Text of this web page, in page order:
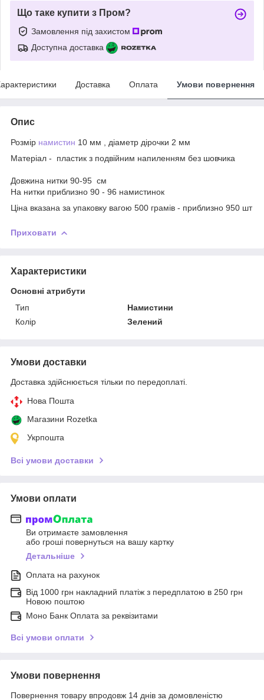
Що таке купити з Пром?
Замовлення під захистом
Доступна доставка
Доставка Оплата Умови повернення
Опис
Розмір намистин 10 мм , діаметр дірочки 2 мм
Матеріал - пластик з подвійним напиленням без шовчика
Довжина нитки 90-95 см
На нитки приблизно 90 - 96 намистинок
Ціна вказана за упаковку вагою 500 грамів - приблизно 950 шт
Приховати
Характеристики
Основні атрибути
Тип
Намистини
Колір
Зелений
Умови доставки
Доставка здійснюється тільки по передоплаті.
Нова Пошта
Магазини Rozetka
Укрпошта
Всі умови доставки
Умови оплати
Ви отримаєте замовлення
або гроші повернуться на вашу картку
Детальніше
Оплата на рахунок
Від 1000 грн накладний платіж з передплатою в 250 грн
Новою поштою
Моно Банк Оплата за реквізитами
Всі умови оплати
Умови повернення
Повернення товару впродовж 14 днів за домовленістю